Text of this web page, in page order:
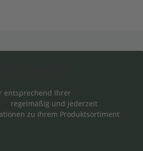
entsprechend Ihrer
regelmäßig und jederzeit
zu Ihrem Produktsortiment